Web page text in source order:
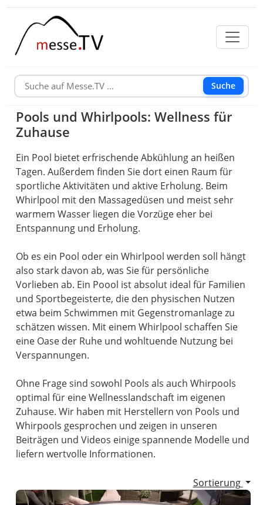
Suche
Pools und Whirlpools: Wellness für
Zuhause
Ein Pool bietet erfrischende Abkühlung an heißen
Tagen. Außerdem finden Sie dort einen Raum für
sportliche Aktivitäten und aktive Erholung. Beim
Whirlpool mit den Massagedüsen und meist sehr
warmem Wasser liegen die Vorzüge eher bei
Entspannung und Erholung.
Ob es ein Pool oder ein Whirlpool werden soll hängt
also stark davon ab, was Sie für persönliche
Vorlieben ab. Ein Poool ist absolut ideal für Familien
und Sportbegeisterte, die den physischen Nutzen
etwa beim Schwimmen mit Gegenstromanlage zu
schätzen wissen. Mit einem Whirlpool schaffen Sie
eine Oase der Ruhe und wohltuende Nutzung bei
Verspannungen.
Ohne Frage sind sowohl Pools als auch Whirpools
optimal für eine Wellnesslandschaft im eigenen
Zuhause. Wir haben mit Herstellern von Pools und
Whirpools gesprochen und zeigen in unseren
Beiträgen und Videos einige spannende Modelle und
liefern wertvolle Informationen.
Sortierung